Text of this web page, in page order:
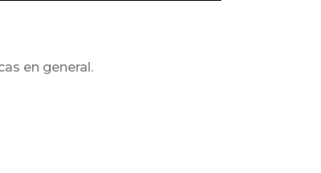
en general.